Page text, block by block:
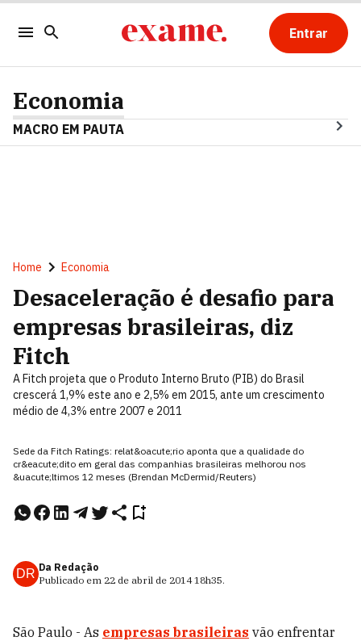
Entrar
Economia
MACRO EM PAUTA
Home Economia
Desaceleração é desafio para
empresas brasileiras, diz
Fitch
A Fitch projeta que o Produto Interno Bruto (PIB) do Brasil
crescerá 1,9% este ano e 2,5% em 2015, ante um crescimento
médio de 4,3% entre 2007 e 2011
Sede da Fitch Ratings: relat&oacute;rio aponta que a qualidade do
cr&eacute;dito em geral das companhias brasileiras melhorou nos
&uacute;ltimos 12 meses (Brendan McDermid/Reuters)
DR Da Redação
Publicado em 22 de abril de 2014 18h35.
São Paulo - As empresas brasileiras vão enfrentar